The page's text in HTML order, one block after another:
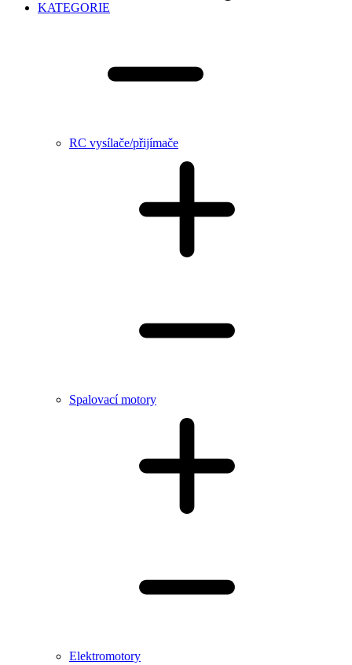
KATEGORIE
RC vysílače/přijímače
Spalovací motory
Elektromotory